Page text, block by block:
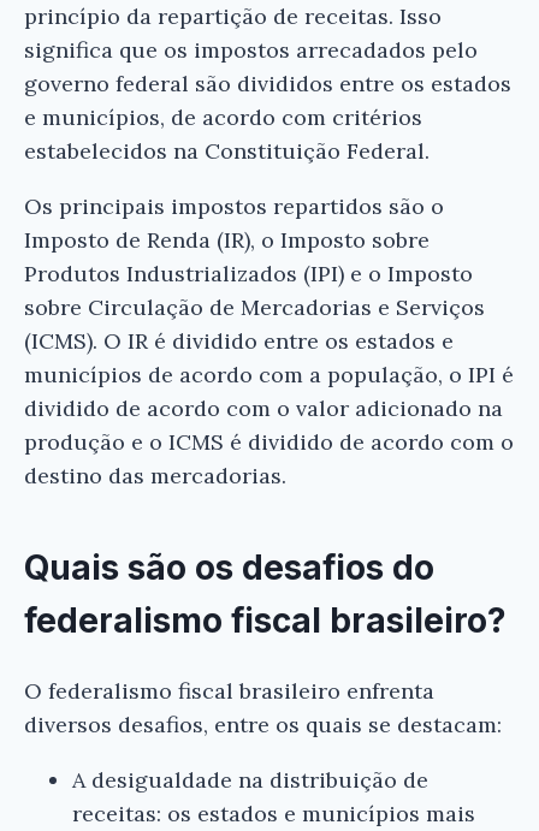
princípio da repartição de receitas. Isso
significa que os impostos arrecadados pelo
governo federal são divididos entre os estados
e municípios, de acordo com critérios
estabelecidos na Constituição Federal.
Os principais impostos repartidos são o
Imposto de Renda (IR), o Imposto sobre
Produtos Industrializados (IPI) e o Imposto
sobre Circulação de Mercadorias e Serviços
(ICMS). O IR é dividido entre os estados e
municípios de acordo com a população, o IPI é
dividido de acordo com o valor adicionado na
produção e o ICMS é dividido de acordo com o
destino das mercadorias.
Quais são os desafios do
federalismo fiscal brasileiro?
O federalismo fiscal brasileiro enfrenta
diversos desafios, entre os quais se destacam:
A desigualdade na distribuição de
receitas: os estados e municípios mais